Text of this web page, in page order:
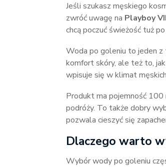
Jeśli szukasz męskiego
zwróć uwagę na Playboy
chcą poczuć świeżość tuż
Woda po goleniu to jeden
komfort skóry, ale też to,
wpisuje się w klimat
Produkt ma pojemność 100
podróży. To także dobry
pozwala cieszyć się
Dlaczego warto
Wybór wody po goleniu